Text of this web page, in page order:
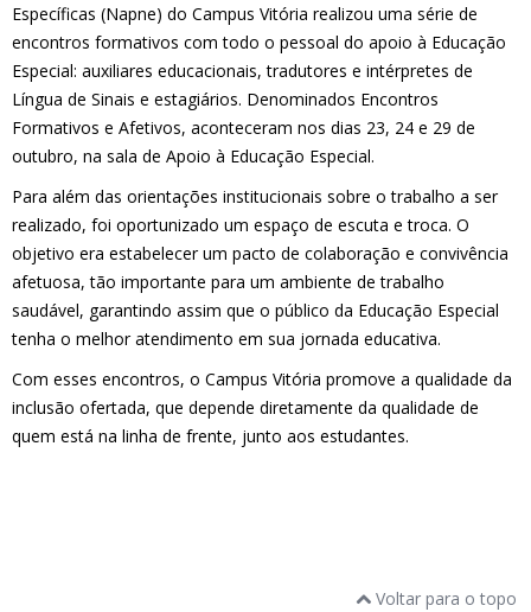
Específicas (Napne) do Campus Vitória realizou uma série de
encontros formativos com todo o pessoal do apoio à Educação
Especial: auxiliares educacionais, tradutores e intérpretes de
Língua de Sinais e estagiários. Denominados Encontros
Formativos e Afetivos, aconteceram nos dias 23, 24 e 29 de
outubro, na sala de Apoio à Educação Especial.
Para além das orientações institucionais sobre o trabalho a ser
realizado, foi oportunizado um espaço de escuta e troca. O
objetivo era estabelecer um pacto de colaboração e convivência
afetuosa, tão importante para um ambiente de trabalho
saudável, garantindo assim que o público da Educação Especial
tenha o melhor atendimento em sua jornada educativa.
Com esses encontros, o Campus Vitória promove a qualidade da
inclusão ofertada, que depende diretamente da qualidade de
quem está na linha de frente, junto aos estudantes.
Voltar para o topo